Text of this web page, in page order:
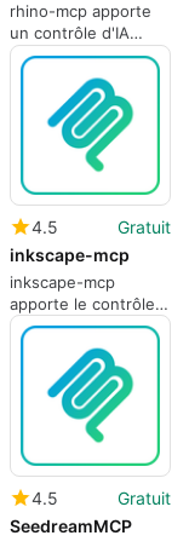
rhino-mcp apporte
un contrôle d'IA
conversationnelle
aux flux de travail
Rhino 3D
4.5
Gratuit
inkscape-mcp
inkscape-mcp
apporte le contrôle
d'Inkscape aux
agents IA via le
protocole MCP
4.5
Gratuit
SeedreamMCP